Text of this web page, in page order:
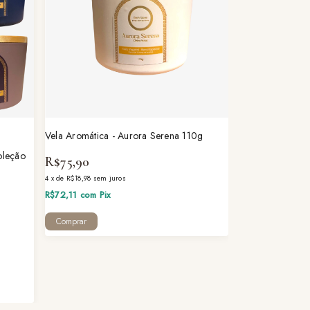
Vela Aromática - Aurora Serena 110g
R$75,90
4 x de R$18,98 sem juros
R$72,11 com Pix